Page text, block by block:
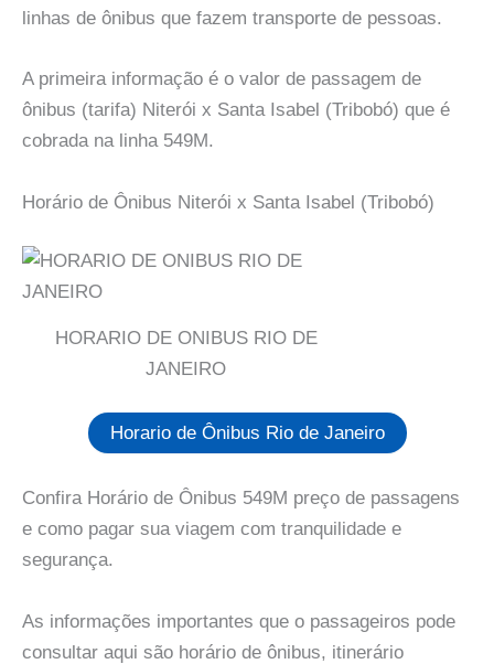
linhas de ônibus que fazem transporte de pessoas.
A primeira informação é o valor de passagem de
ônibus (tarifa) Niterói x Santa Isabel (Tribobó) que é
cobrada na linha 549M.
Horário de Ônibus Niterói x Santa Isabel (Tribobó)
HORARIO DE ONIBUS RIO DE
JANEIRO
Horario de Ônibus Rio de Janeiro
Confira Horário de Ônibus 549M preço de passagens
e como pagar sua viagem com tranquilidade e
segurança.
As informações importantes que o passageiros pode
consultar aqui são horário de ônibus, itinerário